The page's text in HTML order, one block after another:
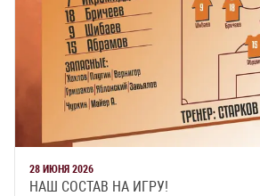
28 ИЮНЯ 2026
НАШ СОСТАВ НА ИГРУ!